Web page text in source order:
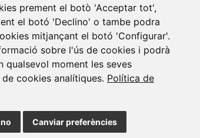
prement el botò 'Acceptar tot',
el botó 'Declino' o tambe podra
mitjançant el botó 'Configurar'.
sobre l'ús de cookies i podrà
qualsevol moment les seves
cookies analítiques. Política de
Canviar preferències
VIGO •